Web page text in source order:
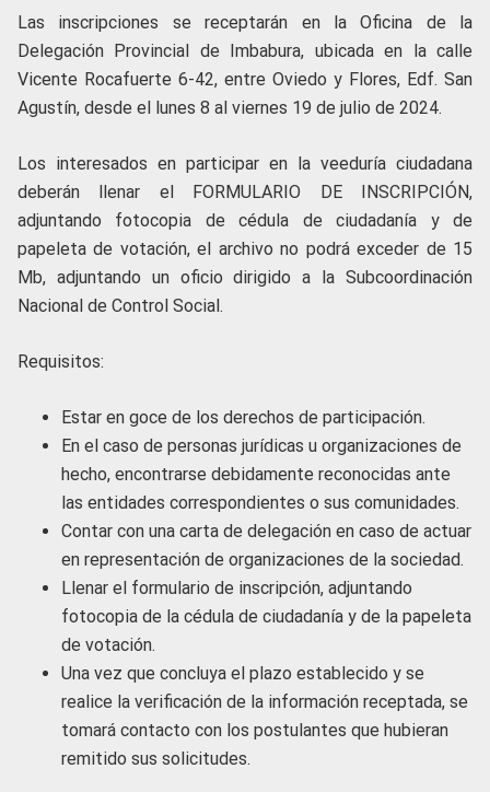
Las inscripciones se receptarán en la Oficina de la
Delegación Provincial de Imbabura, ubicada en la calle
Vicente Rocafuerte 6-42, entre Oviedo y Flores, Edf. San
Agustín, desde el lunes 8 al viernes 19 de julio de 2024.
Los interesados en participar en la veeduría ciudadana
deberán llenar el FORMULARIO DE INSCRIPCIÓN,
adjuntando fotocopia de cédula de ciudadanía y de
papeleta de votación, el archivo no podrá exceder de 15
Mb, adjuntando un oficio dirigido a la Subcoordinación
Nacional de Control Social.
Requisitos:
Estar en goce de los derechos de participación.
En el caso de personas jurídicas u organizaciones de
hecho, encontrarse debidamente reconocidas ante
las entidades correspondientes o sus comunidades.
Contar con una carta de delegación en caso de actuar
en representación de organizaciones de la sociedad.
Llenar el formulario de inscripción, adjuntando
fotocopia de la cédula de ciudadanía y de la papeleta
de votación.
Una vez que concluya el plazo establecido y se
realice la verificación de la información receptada, se
tomará contacto con los postulantes que hubieran
remitido sus solicitudes.